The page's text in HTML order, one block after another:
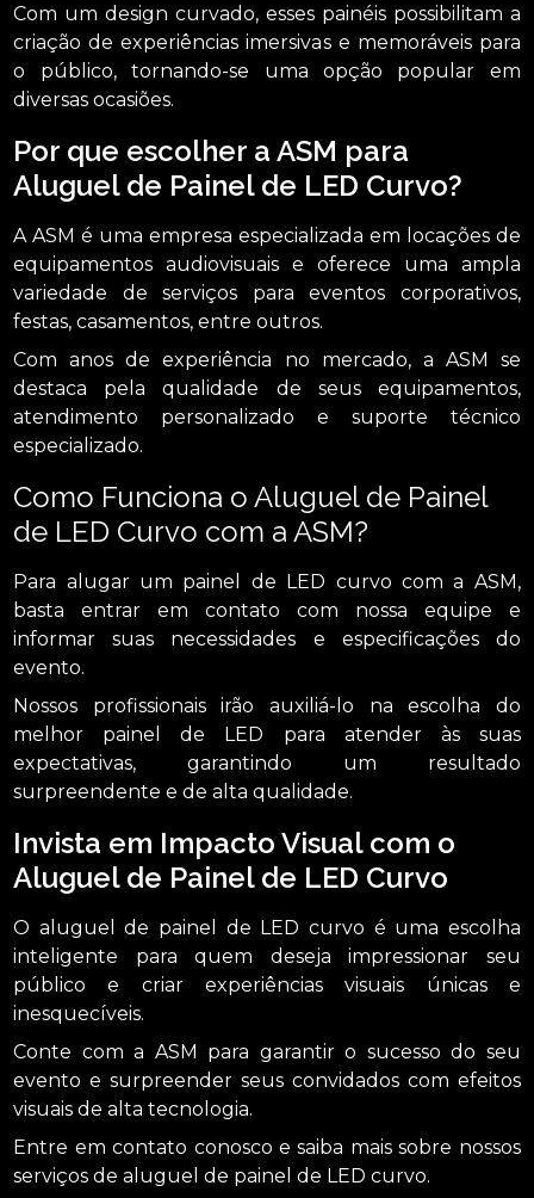
Com um design curvado, esses painéis possibilitam a
criação de experiências imersivas e memoráveis para
o público, tornando-se uma opção popular em
diversas ocasiões.
Por que escolher a ASM para
Aluguel de Painel de LED Curvo?
A ASM é uma empresa especializada em locações de
equipamentos audiovisuais e oferece uma ampla
variedade de serviços para eventos corporativos,
festas, casamentos, entre outros.
Com anos de experiência no mercado, a ASM se
destaca pela qualidade de seus equipamentos,
atendimento personalizado e suporte técnico
especializado.
Como Funciona o Aluguel de Painel
de LED Curvo com a ASM?
Para alugar um painel de LED curvo com a ASM,
basta entrar em contato com nossa equipe e
informar suas necessidades e especificações do
evento.
Nossos profissionais irão auxiliá-lo na escolha do
melhor painel de LED para atender às suas
expectativas, garantindo um resultado
surpreendente e de alta qualidade.
Invista em Impacto Visual com o
Aluguel de Painel de LED Curvo
O aluguel de painel de LED curvo é uma escolha
inteligente para quem deseja impressionar seu
público e criar experiências visuais únicas e
inesquecíveis.
Conte com a ASM para garantir o sucesso do seu
evento e surpreender seus convidados com efeitos
visuais de alta tecnologia.
Entre em contato conosco e saiba mais sobre nossos
serviços de aluguel de painel de LED curvo.